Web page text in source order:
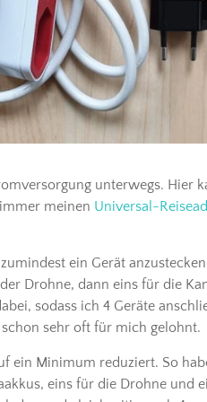
unterwegs. Hier
meinen Universal-
ein Gerät
Drohne, dann eins für die
sodass ich 4 Geräte
sehr oft für mich gelohnt.
ein Minimum reduziert. So
eins für die Drohne und